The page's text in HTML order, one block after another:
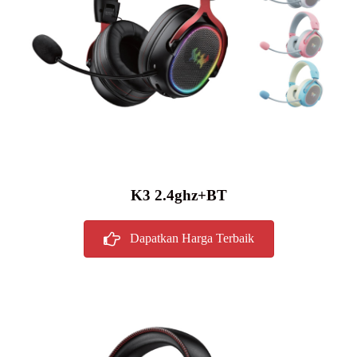
K3 2.4ghz+BT
Dapatkan Harga Terbaik